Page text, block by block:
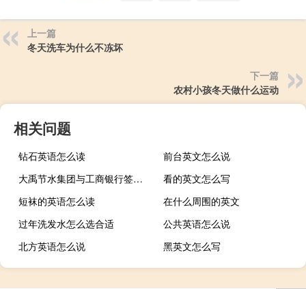
上一篇
冬天洗车为什么不冻坏
下一篇
农村小孩冬天做什么运动
相关问题
钻石英语怎么读
前台英文怎么说
大禹节水集团与工商银行签署全面合作协议
看的英文怎么写
短袜的英语怎么读
在什么周围的英文
过年洗发水怎么选合适
公共英语怎么说
北方英语怎么说
黑英文怎么写